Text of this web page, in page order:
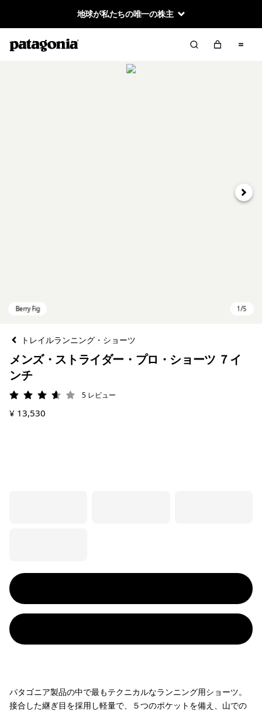
地球が私たちの唯一の株主
次へ
トレイルランニング・ショーツ
メンズ・ストライダー・プロ・ショーツ ７イ
ンチ
評価: 3.6 / 5
5 レビュー
¥ 13,530
パタゴニア製品の中で最もテクニカルなランニング用ショーツ。
接合した継ぎ目を採用し軽量で、５つのポケットを備え、山での